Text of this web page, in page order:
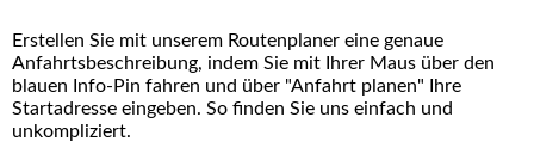
Erstellen Sie mit unserem Routenplaner eine genaue
Anfahrtsbeschreibung, indem Sie mit Ihrer Maus über den
blauen Info-Pin fahren und über "Anfahrt planen" Ihre
Startadresse eingeben. So finden Sie uns einfach und
unkompliziert.